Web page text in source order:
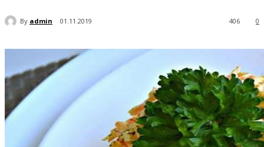
By admin 01.11.2019 0
406